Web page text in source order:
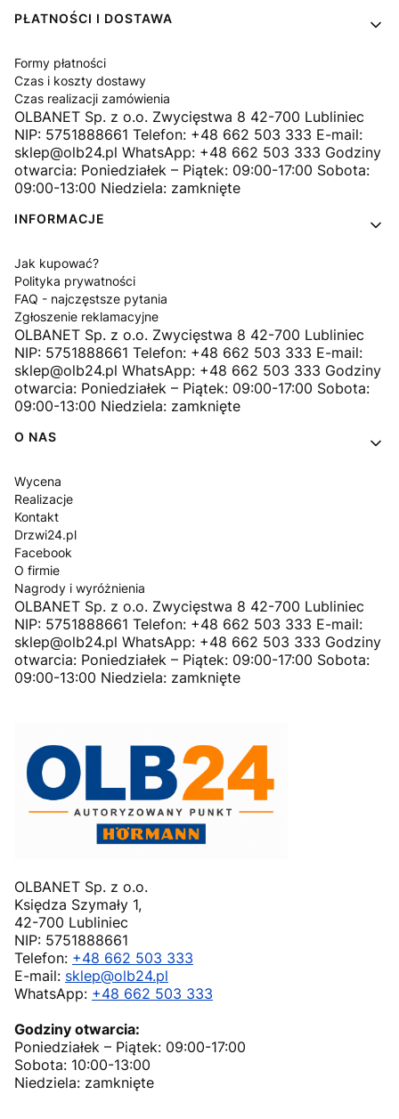
PŁATNOŚCI I DOSTAWA
Formy płatności
Czas i koszty dostawy
Czas realizacji zamówienia
OLBANET Sp. z o.o. Zwycięstwa 8 42-700 Lubliniec
NIP: 5751888661 Telefon: +48 662 503 333 E-mail:
sklep@olb24.pl WhatsApp: +48 662 503 333 Godziny
otwarcia: Poniedziałek – Piątek: 09:00-17:00 Sobota:
09:00-13:00 Niedziela: zamknięte
INFORMACJE
Jak kupować?
Polityka prywatności
FAQ - najczęstsze pytania
Zgłoszenie reklamacyjne
OLBANET Sp. z o.o. Zwycięstwa 8 42-700 Lubliniec
NIP: 5751888661 Telefon: +48 662 503 333 E-mail:
sklep@olb24.pl WhatsApp: +48 662 503 333 Godziny
otwarcia: Poniedziałek – Piątek: 09:00-17:00 Sobota:
09:00-13:00 Niedziela: zamknięte
O NAS
Wycena
Realizacje
Kontakt
Drzwi24.pl
Facebook
O firmie
Nagrody i wyróżnienia
OLBANET Sp. z o.o. Zwycięstwa 8 42-700 Lubliniec
NIP: 5751888661 Telefon: +48 662 503 333 E-mail:
sklep@olb24.pl WhatsApp: +48 662 503 333 Godziny
otwarcia: Poniedziałek – Piątek: 09:00-17:00 Sobota:
09:00-13:00 Niedziela: zamknięte
OLBANET Sp. z o.o.
Księdza Szymały 1,
42-700 Lubliniec
NIP: 5751888661
Telefon: +48 662 503 333
E-mail: sklep@olb24.pl
WhatsApp: +48 662 503 333
Godziny otwarcia:
Poniedziałek – Piątek: 09:00-17:00
Sobota: 10:00-13:00
Niedziela: zamknięte